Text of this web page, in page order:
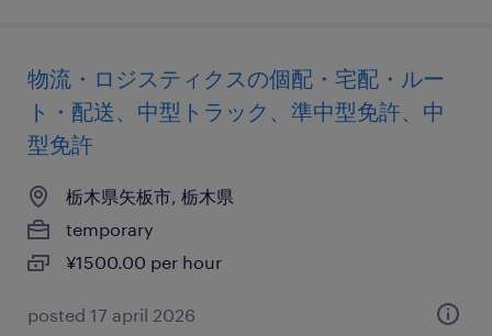
物流・ロジスティクスの個配・宅配・ルー
ト・配送、中型トラック、準中型免許、中
型免許
栃木県矢板市, 栃木県
temporary
¥1500.00 per hour
posted 17 april 2026